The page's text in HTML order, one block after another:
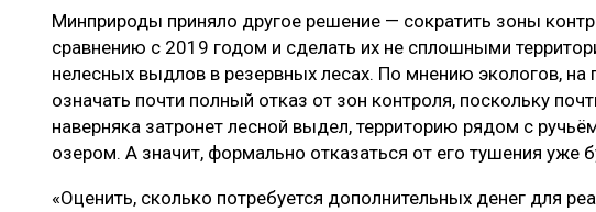
Минприроды приняло другое решение — сократить зоны
сравнению с 2019 годом и сделать их не сплошными
нелесных выдлов в резервных лесах. По мнению экологов, на
означать почти полный отказ от зон контроля, поскольку
наверняка затронет лесной выдел, территорию рядом с
озером. А значит, формально отказаться от его тушения уже
«Оценить, сколько потребуется дополнительных денег для